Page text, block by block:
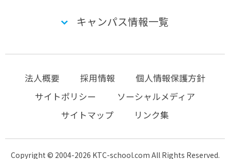
キャンパス情報一覧
法人概要 採用情報
個人情報保護方針
サイトポリシー
ソーシャルメディア
サイトマップ
リンク集
Copyright © 2004-2026 KTC-school.com All Rights Reserved.